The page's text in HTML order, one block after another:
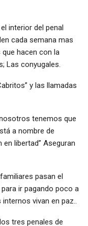
interior del penal
cada semana mas
hacen con la
Las conyugales.
y las llamadas
tenemos que
a nombre de
libertad” Aseguran
pasan el
ir pagando poco a
vivan en paz..
tres penales de